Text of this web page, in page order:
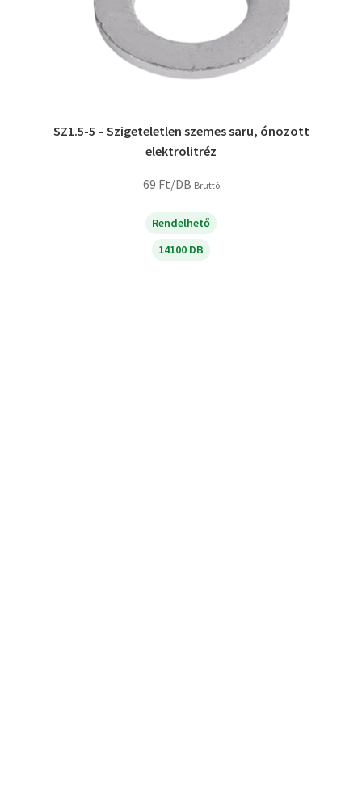
SZ1.5-5 – Szigeteletlen szemes saru, ónozott
elektrolitréz
69 Ft/DB Bruttó
Rendelhető
14100 DB